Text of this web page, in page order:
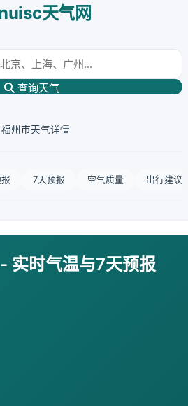
天气网
查询天气
福州市天气详情
7天预报 空气质量 出行建议
实时气温与7天预报